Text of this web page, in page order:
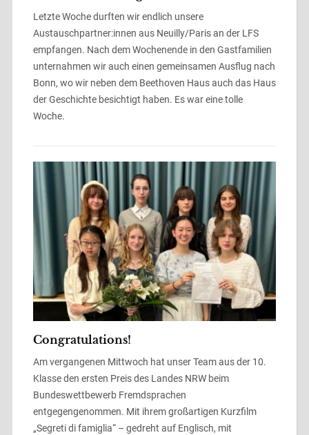
Letzte Woche durften wir endlich unsere
Austauschpartner:innen aus Neuilly/Paris an der LFS
empfangen. Nach dem Wochenende in den Gastfamilien
unternahmen wir auch einen gemeinsamen Ausflug nach
Bonn, wo wir neben dem Beethoven Haus auch das Haus
der Geschichte besichtigt haben. Es war eine tolle
Woche.
Congratulations!
Am vergangenen Mittwoch hat unser Team aus der 10.
Klasse den ersten Preis des Landes NRW beim
Bundeswettbewerb Fremdsprachen
entgegengenommen. Mit ihrem großartigen Kurzfilm
„Segreti di famiglia“ – gedreht auf Englisch, mit